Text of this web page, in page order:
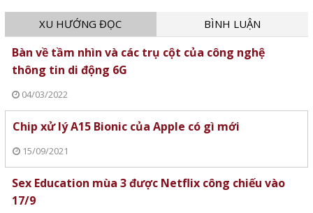
XU HƯỚNG ĐỌC BÌNH LUẬN
Bàn về tầm nhìn và các trụ cột của công nghệ
thông tin di động 6G
04/03/2022
Chip xử lý A15 Bionic của Apple có gì mới
15/09/2021
Sex Education mùa 3 được Netflix công chiếu vào
17/9